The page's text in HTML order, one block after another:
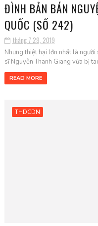
ĐÌNH BẢN BÁN
QUỐC (SỐ 242)
tháng 7 29, 2019
Nhưng thiệt hại lớn nhất là
sĩ Nguyễn Thanh Giang vừa bị
READ MORE
THDCDN